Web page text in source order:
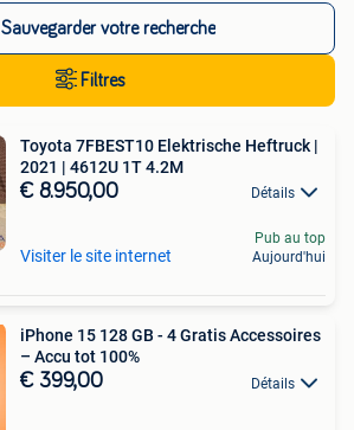
Sauvegarder votre recherche
Filtres
Toyota 7FBEST10 Elektrische Heftruck |
2021 | 4612U 1T 4.2M
€ 8.950,00 Détails
Visiter le site internet
Pub au top
Aujourd'hui
iPhone 15 128 GB - 4 Gratis Accessoires
– Accu tot 100%
€ 399,00 Détails